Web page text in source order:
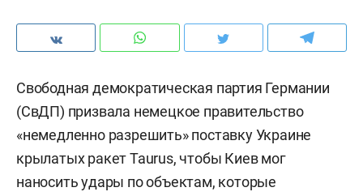
Свободная демократическая партия Германии
(СвДП) призвала немецкое правительство
«немедленно разрешить» поставку Украине
крылатых ракет Taurus, чтобы Киев мог
наносить удары по объектам, которые